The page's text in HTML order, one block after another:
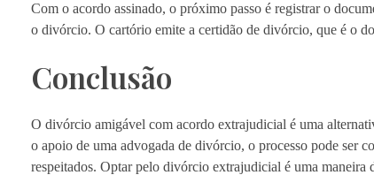
Com o acordo assinado, o próximo passo é registrar o
o divórcio. O cartório emite a certidão de divórcio, que é o
Conclusão
O divórcio amigável com acordo extrajudicial é uma
o apoio de uma advogada de divórcio, o processo pode ser
respeitados. Optar pelo divórcio extrajudicial é uma